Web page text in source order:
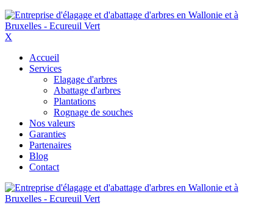
X
Accueil
Services
Elagage d'arbres
Abattage d'arbres
Plantations
Rognage de souches
Nos valeurs
Garanties
Partenaires
Blog
Contact